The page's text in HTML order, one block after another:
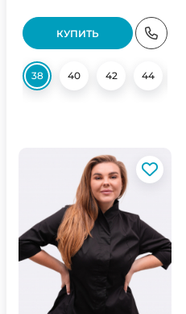
КУПИТЬ
38 40 42 44